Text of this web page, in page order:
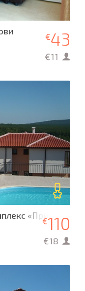
€43
€11
«Приморско
€110
€18